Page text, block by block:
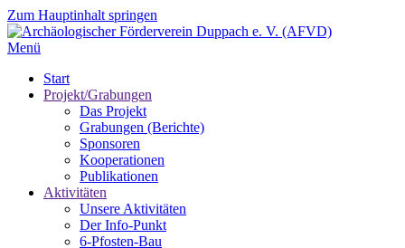
Zum Hauptinhalt springen
Menü
Start
Projekt/Grabungen
Das Projekt
Grabungen (Berichte)
Sponsoren
Kooperationen
Publikationen
Aktivitäten
Unsere Aktivitäten
Der Info-Punkt
6-Pfosten-Bau